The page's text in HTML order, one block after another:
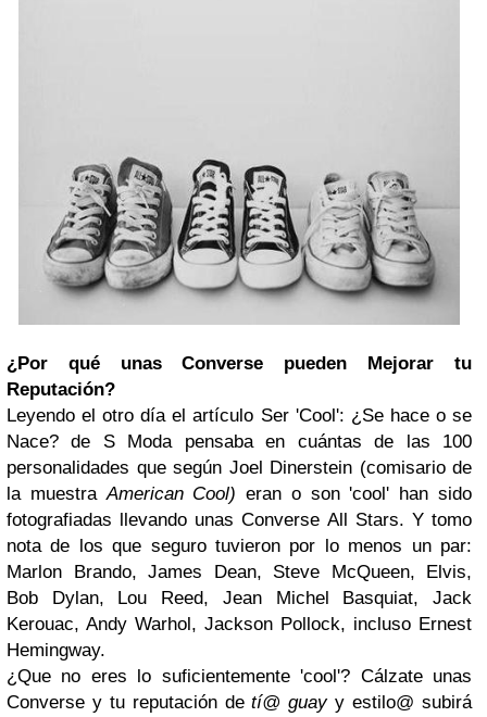
¿Por qué unas Converse pueden Mejorar tu
Reputación?
Leyendo el otro día el artículo Ser 'Cool': ¿Se hace o se
Nace? de S Moda pensaba en cuántas de las 100
personalidades que según Joel Dinerstein (comisario de
la muestraAmerican Cool) eran o son 'cool' han sido
fotografiadas llevando unas Converse All Stars. Y tomo
nota de los que seguro tuvieron por lo menos un par:
Marlon Brando, James Dean, Steve McQueen, Elvis,
Bob Dylan, Lou Reed, Jean Michel Basquiat, Jack
Kerouac, Andy Warhol, Jackson Pollock, incluso Ernest
Hemingway.
¿Que no eres lo suficientemente 'cool'? Cálzate unas
Converse y tu reputación detí@ guayy estilo@ subirá